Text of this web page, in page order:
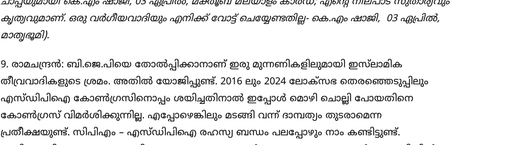
കൃത്യവുമാണ്. ഒരു വര്‍ഗീയവാദിയും എനിക്ക് വോട്ട് ചെയ്യേണ്ടതില്ല- കെ.എം ഷാജി, 03 ഏപ്രില്‍,
മാതൃഭൂമി).
9. രാമചന്ദ്രന്‍: ബി.ജെ.പിയെ തോല്‍പ്പിക്കാനാണ് ഇരു മുന്നണികളിലുമായി ഇസ്‌ലാമിക
തീവ്രവാദികളുടെ ശ്രമം. അതില്‍ യോജിപ്പുണ്ട്. 2016 ലും 2024 ലോക്‌സഭ തെരഞ്ഞെടുപ്പിലും
എസ്ഡിപിഐ കോണ്‍ഗ്രസിനൊപ്പം ശയിച്ചതിനാല്‍ ഇപ്പോള്‍ മൊഴി ചൊല്ലി പോയതിനെ
കോണ്‍ഗ്രസ് വിമര്‍ശിക്കുന്നില്ല. എപ്പോഴെങ്കിലും മടങ്ങി വന്ന് ദാമ്പത്യം തുടരാമെന്ന
പ്രതീക്ഷയുണ്ട്. സിപിഎം – എസ്ഡിപിഐ രഹസ്യ ബന്ധം പലപ്പോഴും നാം കണ്ടിട്ടുണ്ട്.